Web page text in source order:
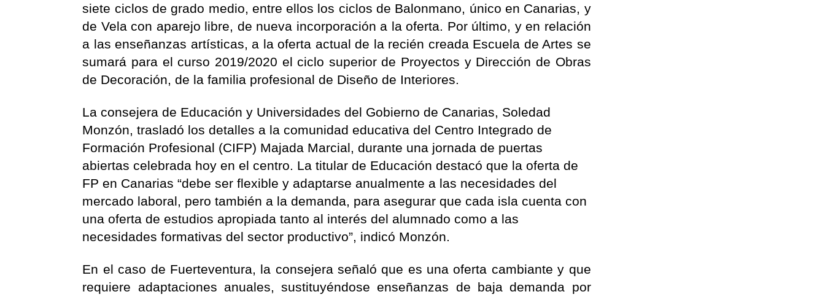
siete ciclos de grado medio, entre ellos los ciclos de Balonmano, único en Canarias, y
de Vela con aparejo libre, de nueva incorporación a la oferta. Por último, y en relación
a las enseñanzas artísticas, a la oferta actual de la recién creada Escuela de Artes se
sumará para el curso 2019/2020 el ciclo superior de Proyectos y Dirección de Obras
de Decoración, de la familia profesional de Diseño de Interiores.
La consejera de Educación y Universidades del Gobierno de Canarias, Soledad
Monzón, trasladó los detalles a la comunidad educativa del Centro Integrado de
Formación Profesional (CIFP) Majada Marcial, durante una jornada de puertas
abiertas celebrada hoy en el centro. La titular de Educación destacó que la oferta de
FP en Canarias “debe ser flexible y adaptarse anualmente a las necesidades del
mercado laboral, pero también a la demanda, para asegurar que cada isla cuenta con
una oferta de estudios apropiada tanto al interés del alumnado como a las
necesidades formativas del sector productivo”, indicó Monzón.
En el caso de Fuerteventura, la consejera señaló que es una oferta cambiante y que
requiere adaptaciones anuales, sustituyéndose enseñanzas de baja demanda por